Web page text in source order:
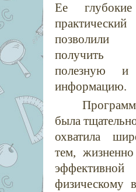
Ее
позволили
получить
полезную и
информацию.
была
охватила
тем,
физическому